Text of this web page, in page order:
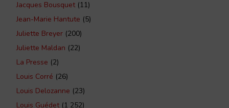
Jacques Bousquet(11)
Jean-Marie Hantute (5)
Juliette Breyer (200)
Juliette Maldan (22)
La Presse (2)
Louis Corré (26)
Louis Delozanne (23)
Louis Guédet(1 252)